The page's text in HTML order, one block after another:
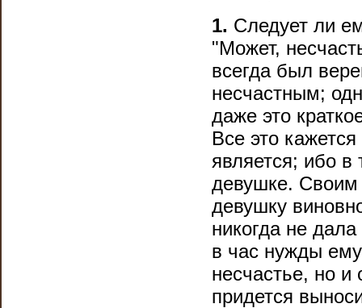
1. Следует ли
"Может,
всегда был
несчастным;
даже это
Все это
является; ибо в
девушке. Своим
девушку
никогда не
в час нужды
несчастье, но и
придется